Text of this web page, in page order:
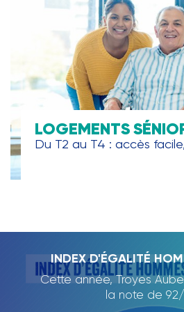
LOGEMENTS
Du T2 au T4 : accès
INDEX D'ÉGALITÉ
Cette année, Troyes
la note de 92/
RAPPORT
Nous avons le plaisir de
notre rapport d'activité
TROYES AUBE HABITAT,
L'ECOLE DE LA